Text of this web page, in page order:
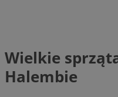
Wielkie
Halembie